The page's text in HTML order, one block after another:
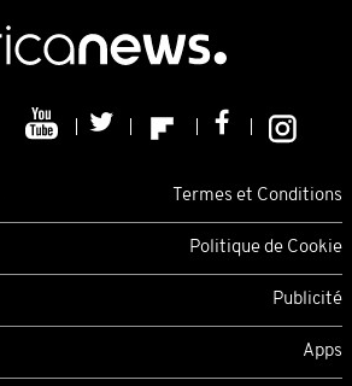
Termes et Conditions
Politique de Cookie
Publicité
Apps